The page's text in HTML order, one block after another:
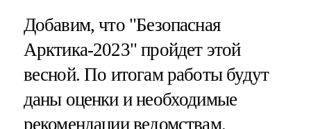
Добавим, что "Безопасная
Арктика-2023" пройдет этой
весной. По итогам работы будут
даны оценки и необходимые
рекомендации ведомствам.